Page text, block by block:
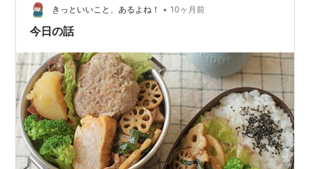
見る見る白くなっていって、殻が見えなくなってしまっ
た。「・・・・・」
きっといいこと、あるよね！ • 10ヶ月前
今日の話